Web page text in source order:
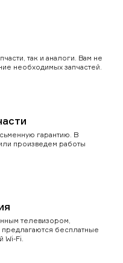
так и аналоги. Вам не
необходимых запчастей.
гарантию. В
произведем работы
телевизором,
бесплатные
Wi-Fi.